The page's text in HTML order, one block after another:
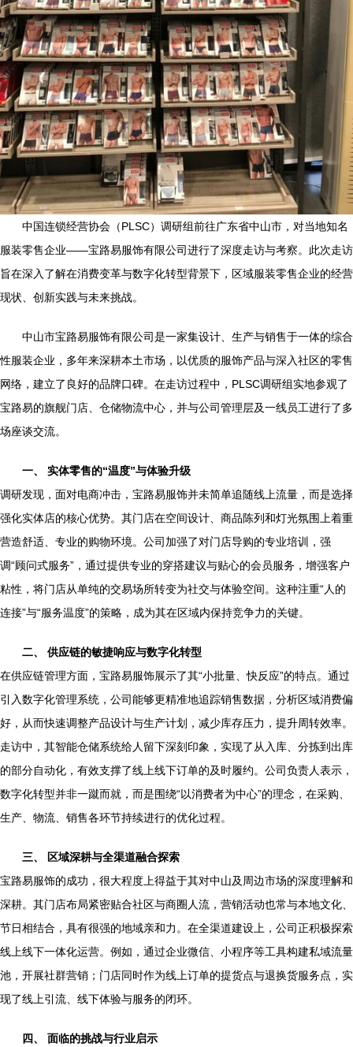
中国连锁经营协会（PLSC）调研组前往广东省中山市，对当地知名
服装零售企业——宝路易服饰有限公司进行了深度走访与考察。此次走访
旨在深入了解在消费变革与数字化转型背景下，区域服装零售企业的经营
现状、创新实践与未来挑战。
中山市宝路易服饰有限公司是一家集设计、生产与销售于一体的综合
性服装企业，多年来深耕本土市场，以优质的服饰产品与深入社区的零售
网络，建立了良好的品牌口碑。在走访过程中，PLSC调研组实地参观了
宝路易的旗舰门店、仓储物流中心，并与公司管理层及一线员工进行了多
场座谈交流。
一、 实体零售的“温度”与体验升级
调研发现，面对电商冲击，宝路易服饰并未简单追随线上流量，而是选择
强化实体店的核心优势。其门店在空间设计、商品陈列和灯光氛围上着重
营造舒适、专业的购物环境。公司加强了对门店导购的专业培训，强
调“顾问式服务”，通过提供专业的穿搭建议与贴心的会员服务，增强客户
粘性，将门店从单纯的交易场所转变为社交与体验空间。这种注重“人的
连接”与“服务温度”的策略，成为其在区域内保持竞争力的关键。
二、 供应链的敏捷响应与数字化转型
在供应链管理方面，宝路易服饰展示了其“小批量、快反应”的特点。通过
引入数字化管理系统，公司能够更精准地追踪销售数据，分析区域消费偏
好，从而快速调整产品设计与生产计划，减少库存压力，提升周转效率。
走访中，其智能仓储系统给人留下深刻印象，实现了从入库、分拣到出库
的部分自动化，有效支撑了线上线下订单的及时履约。公司负责人表示，
数字化转型并非一蹴而就，而是围绕“以消费者为中心”的理念，在采购、
生产、物流、销售各环节持续进行的优化过程。
三、 区域深耕与全渠道融合探索
宝路易服饰的成功，很大程度上得益于其对中山及周边市场的深度理解和
深耕。其门店布局紧密贴合社区与商圈人流，营销活动也常与本地文化、
节日相结合，具有很强的地域亲和力。在全渠道建设上，公司正积极探索
线上线下一体化运营。例如，通过企业微信、小程序等工具构建私域流量
池，开展社群营销；门店同时作为线上订单的提货点与退换货服务点，实
现了线上引流、线下体验与服务的闭环。
四、 面临的挑战与行业启示